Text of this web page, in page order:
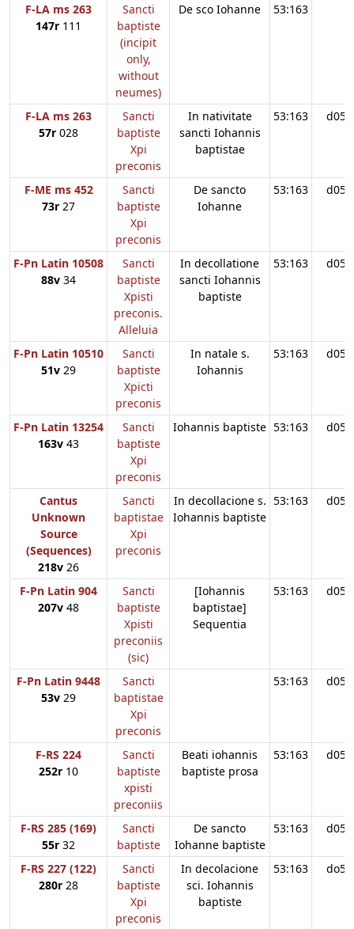
F-LA ms 263
147r 111
Sancti
baptiste
(incipit
only,
without
neumes)
De sco Iohanne 53:163
F-LA ms 263
57r 028
Sancti
baptiste
Xpi
preconis
In nativitate
sancti Iohannis
baptistae
53:163 d05
F-ME ms 452
73r 27
Sancti
baptiste
Xpi
preconis
De sancto
Iohanne
53:163 d05
F-Pn Latin 10508
88v 34
Sancti
baptiste
Xpisti
preconis.
Alleluia
In decollatione
sancti Iohannis
baptiste
53:163 d05
F-Pn Latin 10510
51v 29
Sancti
baptiste
Xpicti
preconis
In natale s.
Iohannis
53:163 d05
F-Pn Latin 13254
163v 43
Sancti
baptiste
Xpi
preconis
Iohannis baptiste 53:163 d05
Cantus
Unknown
Source
(Sequences)
218v 26
Sancti
baptistae
Xpi
preconis
In decollacione s.
Iohannis baptiste
53:163 d05
F-Pn Latin 904
207v 48
Sancti
baptiste
Xpisti
preconiis
(sic)
[Iohannis
baptistae]
Sequentia
53:163 d05
F-Pn Latin 9448
53v 29
Sancti
baptistae
Xpi
preconis
53:163 d05
F-RS 224
252r 10
Sancti
baptiste
xpisti
preconiis
Beati iohannis
baptiste prosa
53:163 d05
F-RS 285 (169)
55r 32
Sancti
baptiste
De sancto
Iohanne baptiste
53:163 d05
F-RS 227 (122)
280r 28
Sancti
baptiste
Xpi
preconis
In decolacione
sci. Iohannis
baptiste
53:163 do5